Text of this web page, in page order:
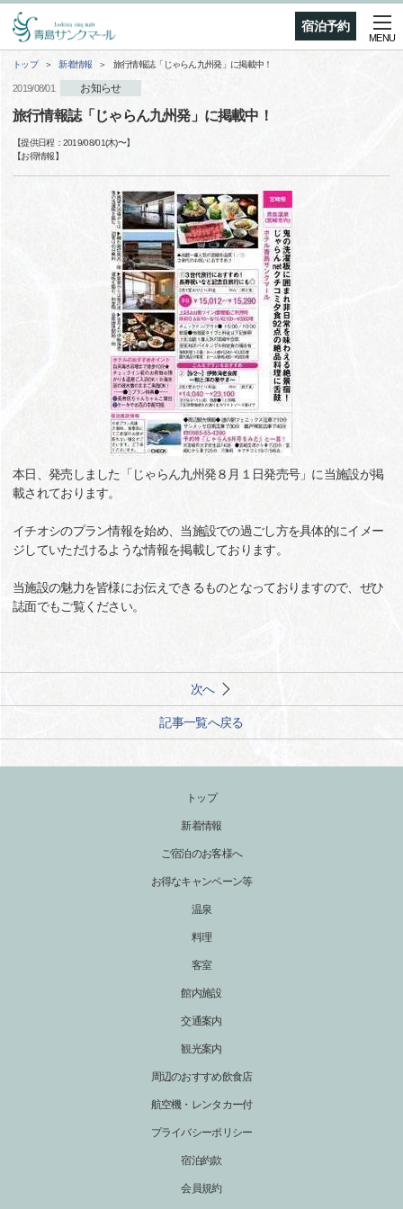
宿泊予約
MENU
トップ 新着情報 旅行情報誌「じゃらん九州発」に掲載中！
2019/08/01 お知らせ
旅行情報誌「じゃらん九州発」に掲載中！
【提供日程： 2019/08/01(木)〜】
【お得情報】
本日、発売しました「じゃらん九州発８月１日発売号」に当施設が掲
載されております。
イチオシのプラン情報を始め、当施設での過ごし方を具体的にイメー
ジしていただけるような情報を掲載しております。
当施設の魅力を皆様にお伝えできるものとなっておりますので、ぜひ
誌面でもご覧ください。
次へ
記事一覧へ戻る
トップ
新着情報
ご宿泊のお客様へ
お得なキャンペーン等
温泉
料理
客室
館内施設
交通案内
観光案内
周辺のおすすめ飲食店
航空機・レンタカー付
プライバシーポリシー
宿泊約款
会員規約